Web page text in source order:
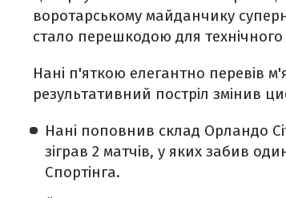
воротарському майданчику
стало перешкодою для технічного
Нані п'яткою елегантно перевів
результативний постріл змінив
Нані поповнив склад Орландо
зіграв 2 матчів, у яких забив
Спортінга.